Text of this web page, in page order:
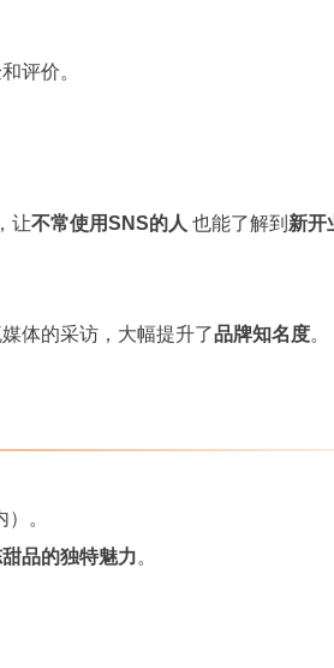
评价。
，让不常使用SNS的人 也能了解到 新开
体的采访，大幅提升了品牌知名度。
）。
品的独特魅力。